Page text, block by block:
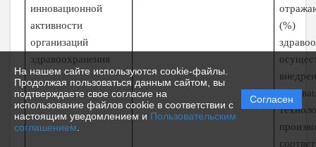
На нашем сайте используются cookie-файлы.
Продолжая пользоваться данным сайтом, вы
подтверждаете свое согласие на
использование файлов cookie в соответствии с
настоящим уведомлением и Пользовательским
соглашением
Согласен
инновационной
активности
организаций
здравоохранения
(%)